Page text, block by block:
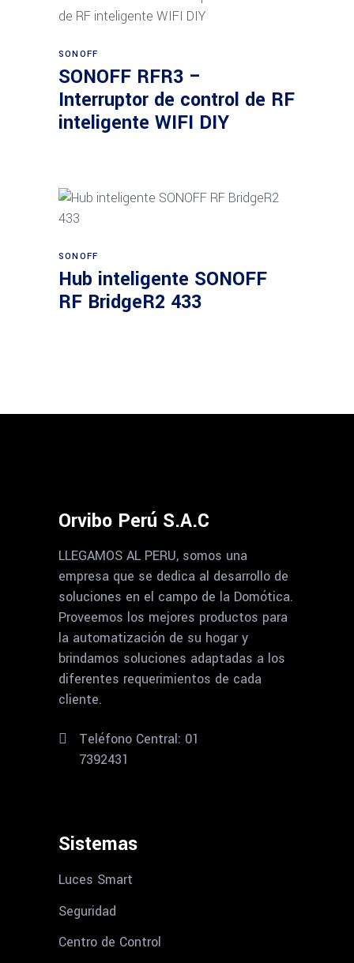
SONOFF
SONOFF RFR3 –
Interruptor de control de RF
inteligente WIFI DIY
SONOFF
Hub inteligente SONOFF
RF BridgeR2 433
Orvibo Perú S.A.C
LLEGAMOS AL PERU, somos una
empresa que se dedica al desarrollo de
soluciones en el campo de la Domótica.
Proveemos los mejores productos para
la automatización de su hogar y
brindamos soluciones adaptadas a los
diferentes requerimientos de cada
cliente.
Teléfono Central: 01
7392431
Sistemas
Luces Smart
Seguridad
Centro de Control